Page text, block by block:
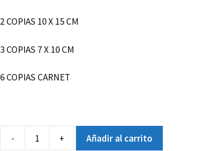
2 COPIAS 10 X 15 CM
3 COPIAS 7 X 10 CM
6 COPIAS CARNET
-
ORLA
+ Añadir al carrito